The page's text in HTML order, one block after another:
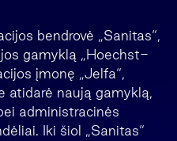
bendrovė „Sanitas“,
gamyklą „Hoechst-
įmonę „Jelfa“,
atidarė naują gamyklą,
administracinės
Iki šiol „Sanitas“